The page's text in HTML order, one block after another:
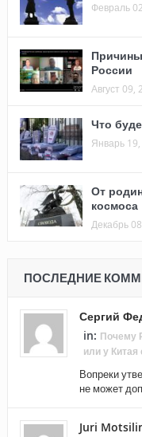
Февраль
России
Август 09,
Что
Январь
От
космоса
Декабрь
ПОСЛЕДНИЕ
Сергий
in: Почему
или у Китая
Вопреки
не может
Juri